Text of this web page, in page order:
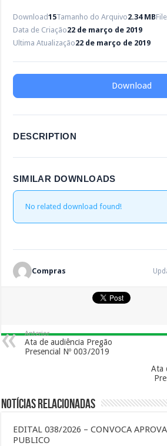
Download15Tamanho do Arquivo2.34 MB
Data de Criação22 de março de 2019
Ultima Atualização22 de março de 2019
Download
DESCRIPTION
SIMILAR DOWNLOADS
No related download found!
Compras
Anterior
Ata de audiência Pregão
Presencial Nº 003/2019
Ata
Notícias Relacionadas
EDITAL 038/2026 – CONVOCA
PUBLICO